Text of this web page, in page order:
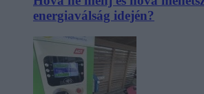
energiaválság idején?